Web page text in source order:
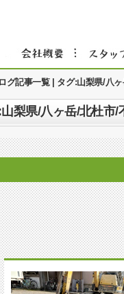
グ記事一覧 | タグ:山梨県/八
梨県/八ヶ岳/北杜市/